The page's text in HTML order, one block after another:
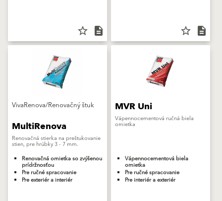
star_border description star_border description
VivaRenova/Renovačný štuk
MultiRenova
Renovačná stierka na preštukovanie
stien, pre hrúbky 3 - 7 mm.
Renovačná omietka so zvýšenou
prídržnosťou
Pre ručné spracovanie
Pre exteriér a interiér
MVR Uni
Vápennocementová ručná biela
omietka
Vápennocementová biela
omietka
Pre ručné spracovanie
Pre interiér a exteriér